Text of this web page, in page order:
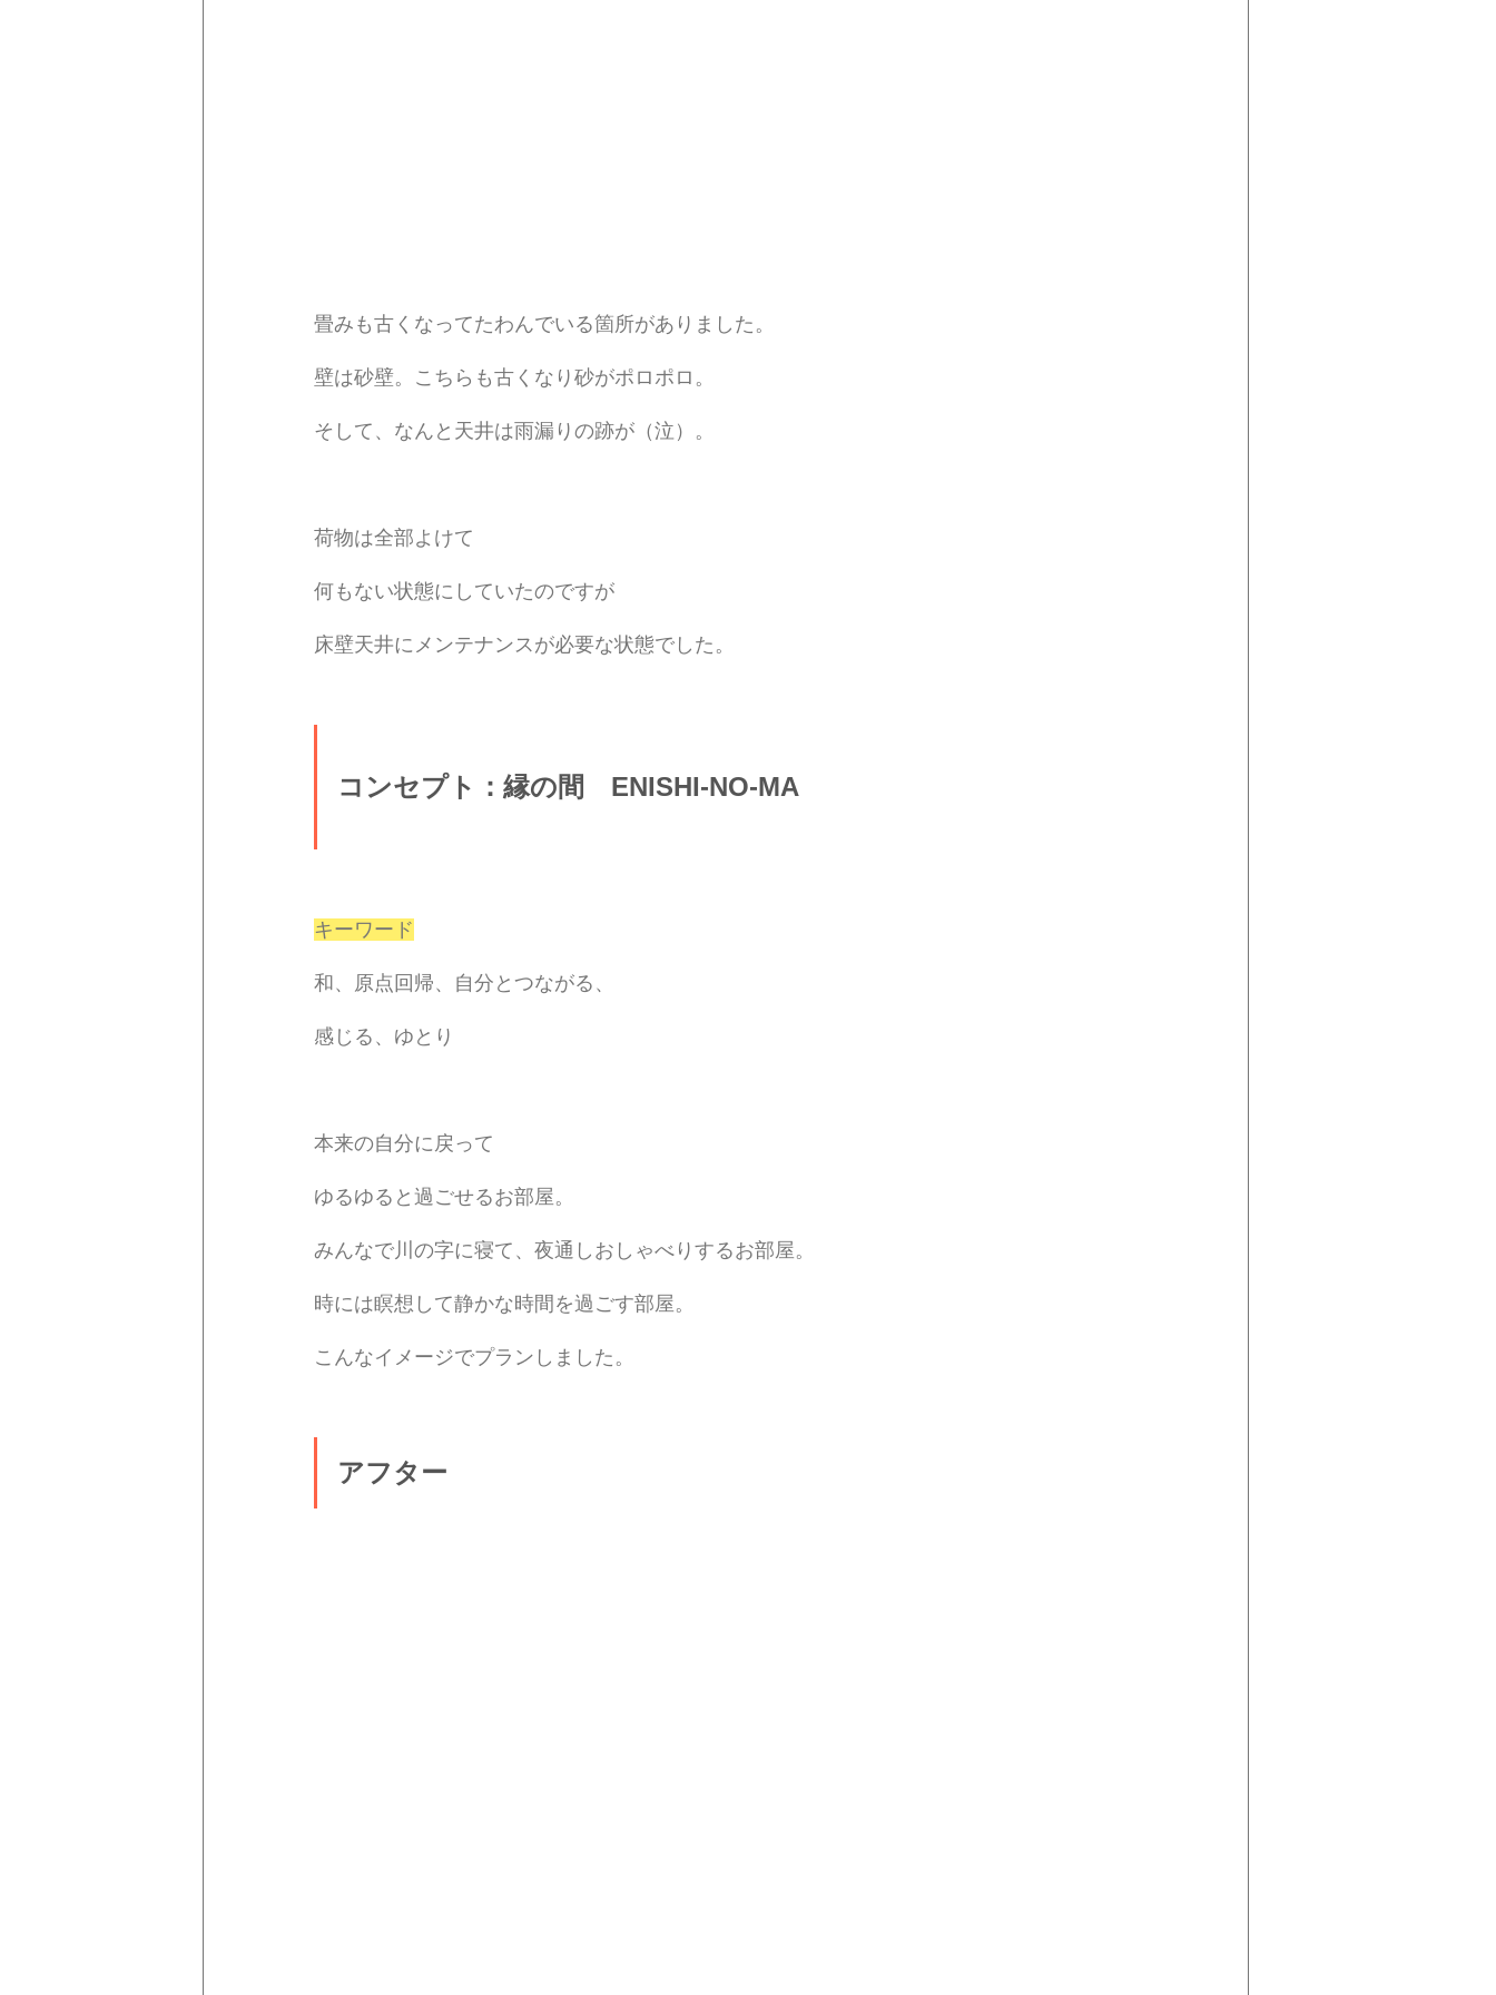
畳みも古くなってたわんでいる箇所がありました。
壁は砂壁。こちらも古くなり砂がポロポロ。
そして、なんと天井は雨漏りの跡が（泣）。
荷物は全部よけて
何もない状態にしていたのですが
床壁天井にメンテナンスが必要な状態でした。
コンセプト：縁の間　ENISHI-NO-MA
キーワード
和、原点回帰、自分とつながる、
感じる、ゆとり
本来の自分に戻って
ゆるゆると過ごせるお部屋。
みんなで川の字に寝て、夜通しおしゃべりするお部屋。
時には瞑想して静かな時間を過ごす部屋。
こんなイメージでプランしました。
アフター